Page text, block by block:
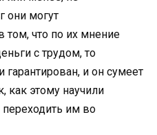
они могут
том, что по их мнение
с трудом, то
и он сумеет
как этому научили
переходить им во